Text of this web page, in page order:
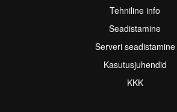
Tehniline info
Seadistamine
Serveri seadistamine
Kasutusjuhendid
KKK